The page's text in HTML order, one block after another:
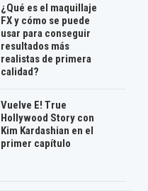
¿Qué es el maquillaje
FX y cómo se puede
usar para conseguir
resultados más
realistas de primera
calidad?
Vuelve E! True
Hollywood Story con
Kim Kardashian en el
primer capítulo